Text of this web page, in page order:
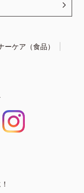
ーケア（食品）